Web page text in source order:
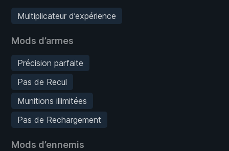
Multiplicateur d’expérience
Mods d’armes
Précision parfaite
Pas de Recul
Munitions illimitées
Pas de Rechargement
Mods d’ennemis